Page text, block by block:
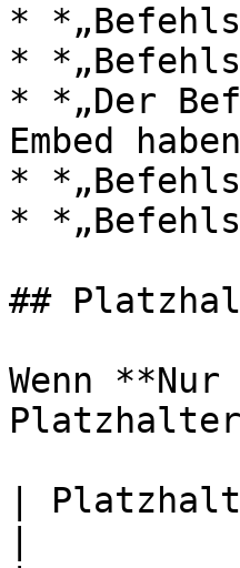
*
*
* *„Der
Embed
*
*
##
Wenn
|